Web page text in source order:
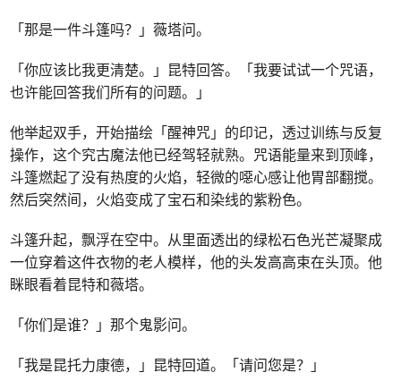
「那是一件斗篷吗？」薇塔问。
「你应该比我更清楚。」昆特回答。「我要试试一个咒语，
也许能回答我们所有的问题。」
他举起双手，开始描绘「醒神咒」的印记，透过训练与反复
操作，这个究古魔法他已经驾轻就熟。咒语能量来到顶峰，
斗篷燃起了没有热度的火焰，轻微的噁心感让他胃部翻搅。
然后突然间，火焰变成了宝石和染线的紫粉色。
斗篷升起，飘浮在空中。从里面透出的绿松石色光芒凝聚成
一位穿着这件衣物的老人模样，他的头发高高束在头顶。他
眯眼看着昆特和薇塔。
「你们是谁？」那个鬼影问。
「我是昆托力康德，」昆特回道。「请问您是？」